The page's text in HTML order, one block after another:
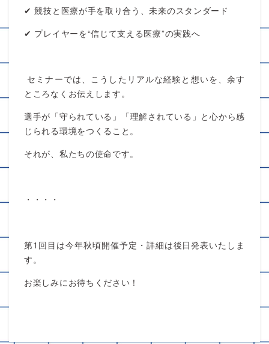
✔︎ 競技と医療が手を取り合う、未来のスタンダード
✔︎ プレイヤーを“信じて支える医療”の実践へ
セミナーでは、こうしたリアルな経験と想いを、余す
ところなくお伝えします。
選手が「守られている」「理解されている」と心から感
じられる環境をつくること。
それが、私たちの使命です。
・・・・
第1回目は今年秋頃開催予定・詳細は後日発表いたしま
す。
お楽しみにお待ちください！